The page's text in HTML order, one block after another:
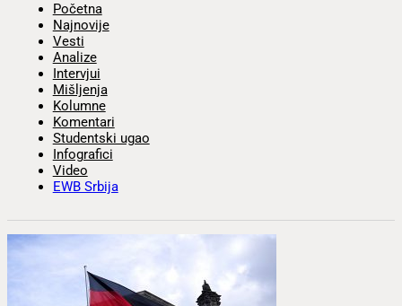
Početna
Najnovije
Vesti
Analize
Intervjui
Mišljenja
Kolumne
Komentari
Studentski ugao
Infografici
Video
EWB Srbija